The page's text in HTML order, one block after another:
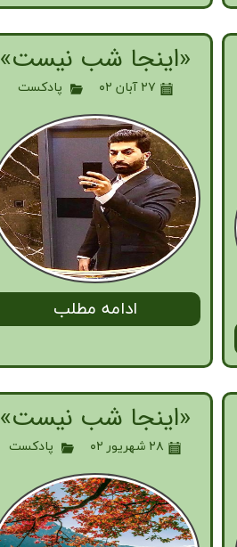
«اینجا شب نیست»
۲۷ آبان ۰۲ پادکست
ادامه مطلب
«اینجا شب نیست»
۲۸ شهریور ۰۲ پادکست